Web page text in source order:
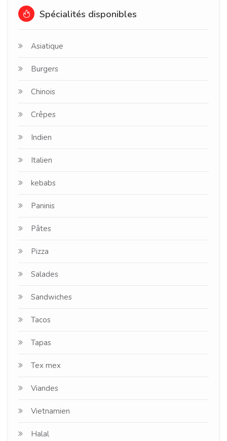
Spécialités disponibles
Asiatique
Burgers
Chinois
Crêpes
Indien
Italien
kebabs
Paninis
Pâtes
Pizza
Salades
Sandwiches
Tacos
Tapas
Tex mex
Viandes
Vietnamien
Halal